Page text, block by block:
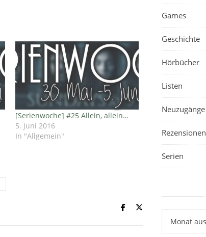
[Serienwoche] #25 Allein, allein…
5. Juni 2016
In "Allgemein"
Games
Geschichte
Hörbücher
Listen
Neuzugänge
Rezensionen
Serien